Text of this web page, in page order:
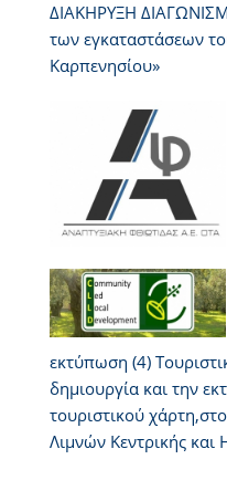
ΔΙΑΚΗΡΥΞΗ
των εγκαταστάσεων
Καρπενησίου»
εκτύπωση (4)
δημιουργία και την
τουριστικού
Λιμνών Κεντρικής και